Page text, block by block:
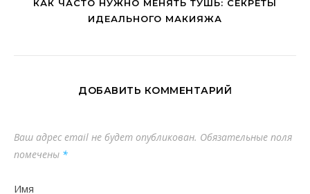
КАК ЧАСТО НУЖНО МЕНЯТЬ ТУШЬ: СЕКРЕТЫ
ИДЕАЛЬНОГО МАКИЯЖА
ДОБАВИТЬ КОММЕНТАРИЙ
Ваш адрес email не будет опубликован. Обязательные поля
помечены *
Имя